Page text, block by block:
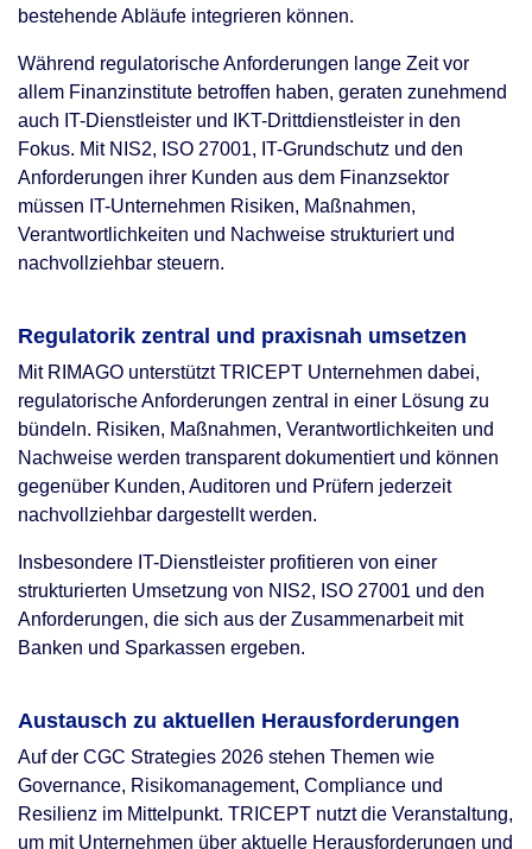
bestehende Abläufe integrieren können.
Während regulatorische Anforderungen lange Zeit vor
allem Finanzinstitute betroffen haben, geraten zunehmend
auch IT-Dienstleister und IKT-Drittdienstleister in den
Fokus. Mit NIS2, ISO 27001, IT-Grundschutz und den
Anforderungen ihrer Kunden aus dem Finanzsektor
müssen IT-Unternehmen Risiken, Maßnahmen,
Verantwortlichkeiten und Nachweise strukturiert und
nachvollziehbar steuern.
Regulatorik zentral und praxisnah umsetzen
Mit RIMAGO unterstützt TRICEPT Unternehmen dabei,
regulatorische Anforderungen zentral in einer Lösung zu
bündeln. Risiken, Maßnahmen, Verantwortlichkeiten und
Nachweise werden transparent dokumentiert und können
gegenüber Kunden, Auditoren und Prüfern jederzeit
nachvollziehbar dargestellt werden.
Insbesondere IT-Dienstleister profitieren von einer
strukturierten Umsetzung von NIS2, ISO 27001 und den
Anforderungen, die sich aus der Zusammenarbeit mit
Banken und Sparkassen ergeben.
Austausch zu aktuellen Herausforderungen
Auf der CGC Strategies 2026 stehen Themen wie
Governance, Risikomanagement, Compliance und
Resilienz im Mittelpunkt. TRICEPT nutzt die Veranstaltung,
um mit Unternehmen über aktuelle Herausforderungen und